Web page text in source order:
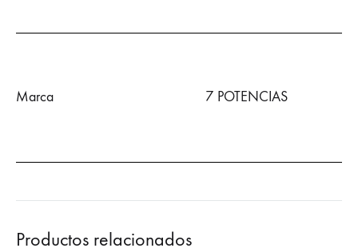
Marca 7 POTENCIAS
Productos relacionados